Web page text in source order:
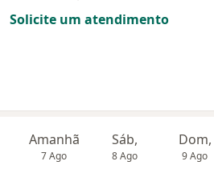
Solicite um atendimento
Amanhã
7 Ago
Sáb,
8 Ago
Dom,
9 Ago